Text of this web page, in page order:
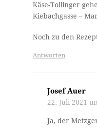
Käse-Tollinger
Kiebachgasse –
Noch zu den
Antworten
Josef Auer
22. Juli 2021
Ja, der